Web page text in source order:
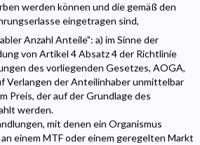
werden können und die gemäß den
eingetragen sind,
Anzahl Anteile": a) im Sinne der
von Artikel 4 Absatz 4 der Richtlinie
des vorliegenden Gesetzes, AOGA,
Verlangen der Anteilinhaber unmittelbar
Preis, der auf der Grundlage des
werden.
mit denen ein Organismus
einem MTF oder einem geregelten Markt